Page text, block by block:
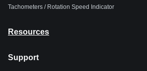
Tachometers / Rotation Speed Indicator
Resources
Support